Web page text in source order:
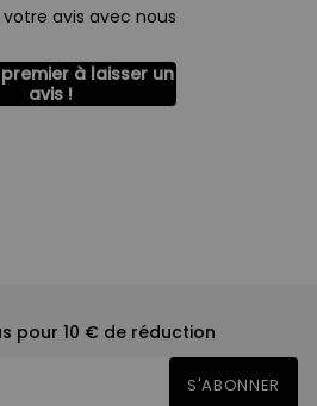
avis avec nous
premier à laisser un
avis !
pour 10 € de réduction
S'ABONNER